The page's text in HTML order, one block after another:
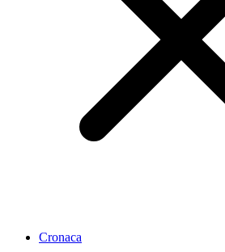
Cronaca